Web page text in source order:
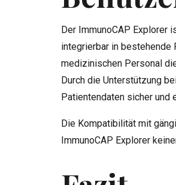
Der ImmunoCAP Explorer
integrierbar in
medizinischen Personal
Durch die Unterstützung
Patientendaten sicher und
Die Kompatibilität mit
ImmunoCAP Explorer